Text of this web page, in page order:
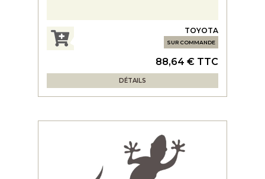
TOYOTA
SUR COMMANDE
88,64 € TTC
DÉTAILS